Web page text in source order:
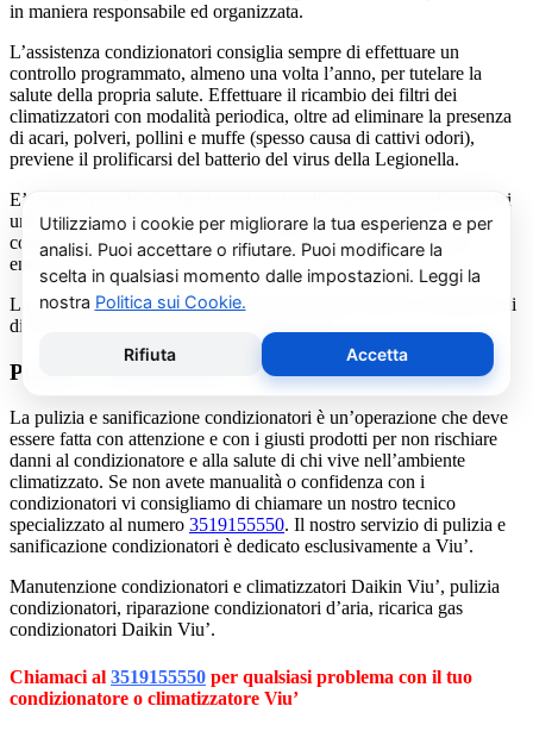
in maniera responsabile ed organizzata.
L’assistenza condizionatori consiglia sempre di effettuare un
controllo programmato, almeno una volta l’anno, per tutelare la
salute della propria salute. Effettuare il ricambio dei filtri dei
climatizzatori con modalità periodica, oltre ad eliminare la presenza
di acari, polveri, pollini e muffe (spesso causa di cattivi odori),
previene il prolificarsi del batterio del virus della Legionella.
E’ sempre possibile richiedere al centro di assistenza condizionatori
una consulenza gratuita per un montaggio di un nuovo
condizionatore o sulle ultime normative in materia di risparmio
energetico.
La salute e il benessere sono quindi essere gli obiettivi fondamentali
di un addetto alla assistenza condizionatori.
Pulizia e Sanificazione Condizionatori Daikin Viu’
La pulizia e sanificazione condizionatori è un’operazione che deve
essere fatta con attenzione e con i giusti prodotti per non rischiare
danni al condizionatore e alla salute di chi vive nell’ambiente
climatizzato. Se non avete manualità o confidenza con i
condizionatori vi consigliamo di chiamare un nostro tecnico
specializzato al numero 3519155550. Il nostro servizio di pulizia e
sanificazione condizionatori è dedicato esclusivamente a Viu’.
Manutenzione condizionatori e climatizzatori Daikin Viu’, pulizia
condizionatori, riparazione condizionatori d’aria, ricarica gas
condizionatori Daikin Viu’.
Chiamaci al 3519155550 per qualsiasi problema con il tuo
condizionatore o climatizzatore Viu’